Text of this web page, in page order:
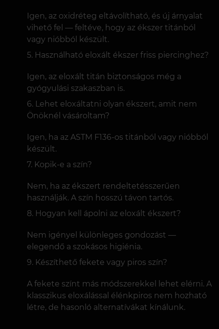
Igen, az oxidréteg eltávolítható, és új árnyalat
vihető fel — feltéve, hogy az ékszer titánból
vagy nióbból készült.
Használható eloxált ékszer friss piercinghez?
Igen, az eloxált titán biztonságos még a
gyógyulási szakaszban is.
Lehet eloxáltatni olyan ékszert, amit nem
Önöknél vásároltam?
Igen, ha az ASTM F136-os titánból vagy nióbból
készült.
Kopik-e a szín?
Nem, ha az ékszert rendeltetésszerűen
használják. A szín hosszú távon tartós.
Hogyan kell ápolni az eloxált ékszert?
Nem igényel különleges gondozást —
elegendő a szokásos higiénia.
Készíthető fekete vagy piros szín?
A fekete színt más módszerekkel lehet elérni. A
klasszikus eloxálással élénkpiros nem hozható
létre, de hasonló alternatívákat kínálunk.